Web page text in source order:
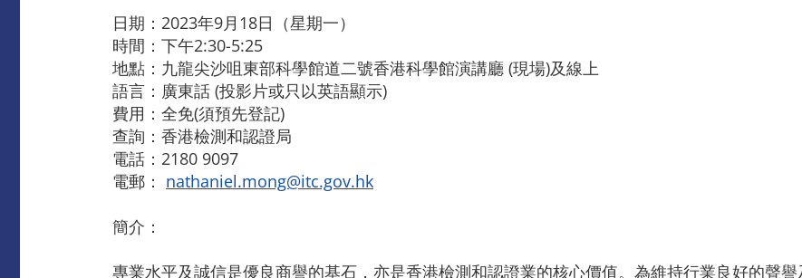
日期：2023年9月18日（星期一）
時間：下午2:30-5:25
地點：九龍尖沙咀東部科學館道二號香港科學館演講廳 (現場)及線上
語言：廣東話 (投影片或只以英語顯示)
費用：全免(須預先登記)
查詢：香港檢測和認證局
電話：2180 9097
電郵： nathaniel.mong@itc.gov.hk
簡介：
專業水平及誠信是優良商譽的基石，亦是香港檢測和認證業的核心價值。為維持行業良好的聲